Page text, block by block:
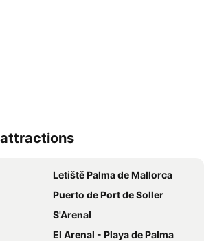
Letiště Palma de Mallorca
Puerto de Port de Soller
S'Arenal
El Arenal - Playa de Palma